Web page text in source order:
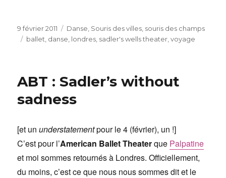
Publié
le
9 février 2011 Catégories
Danse Souris des villes, souris des champs
Étiquettes
ballet danse londres sadler's wells theater ,voyage
ABT : Sadler’s without
sadness
[et ununderstatementpour le 4 (février), un !]
C’est pour l’American Ballet Theaterque Palpatine
et moi sommes retournés à Londres. Officiellement,
du moins, c’est ce que nous nous sommes dit et le